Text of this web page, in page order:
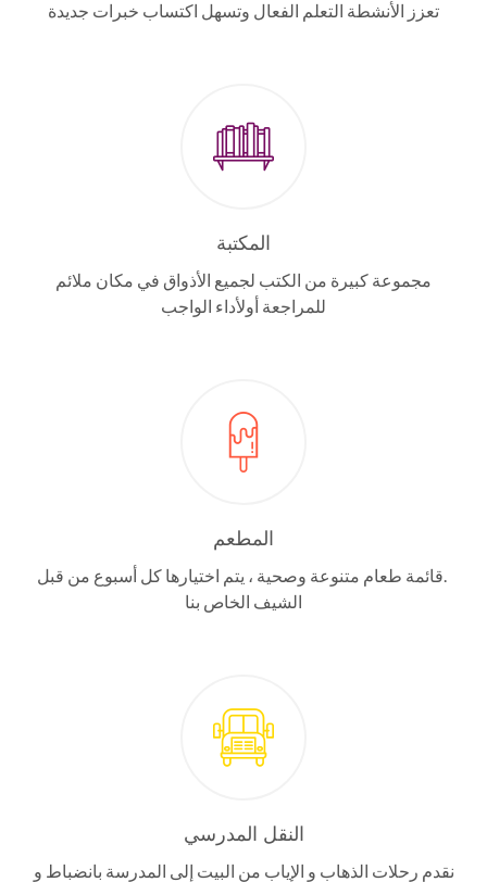
تعزز الأنشطة التعلم الفعال وتسهل اكتساب خبرات جديدة
المكتبة
مجموعة كبيرة من الكتب لجميع الأذواق في مكان ملائم
للمراجعة أولأداء الواجب
المطعم
.قائمة طعام متنوعة وصحية ، يتم اختيارها كل أسبوع من قبل
الشيف الخاص بنا
النقل المدرسي
نقدم رحلات الذهاب و الإياب من البيت إلى المدرسة بانضباط و